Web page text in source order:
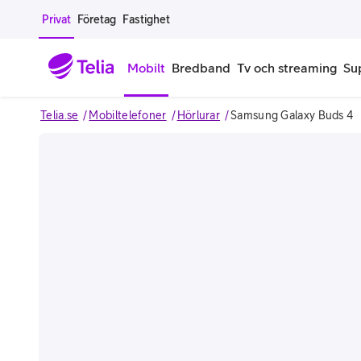
Gå till sidans innehåll
Privat Företag Fastighet
Mobilt Bredband Tv och streaming
Telia.se Mobiltelefoner Hörlurar Samsung Galaxy Buds 4